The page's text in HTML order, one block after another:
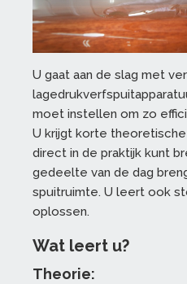
U gaat aan de slag met
moet instellen om zo
U krijgt korte
direct in de praktijk kunt
gedeelte van de dag
spuitruimte. U leert ook
oplossen.
Wat leert u?
Theorie: